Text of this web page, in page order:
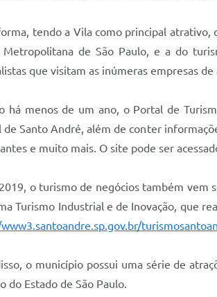
tendo a Vila como principal
Metropolitana de São Paulo, e a do
que visitam as inúmeras empresas
há menos de um ano, o Portal de
de Santo André, além de conter
e muito mais. O site pode ser
o turismo de negócios também vem
Turismo Industrial e de Inovação, que
o município possui uma série de
do Estado de São Paulo.